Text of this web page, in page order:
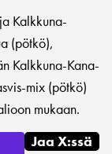
Kalkkuna-
(pötkö),
Kalkkuna-Kana-
mix (pötkö)
mukaan.
Jaa X:ssä